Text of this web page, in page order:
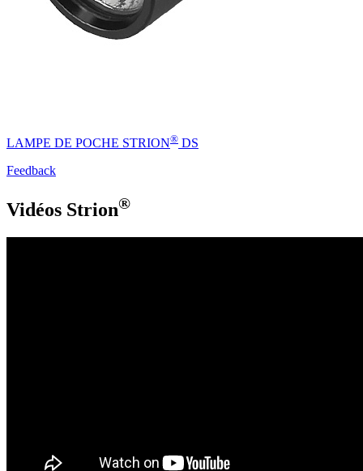
LAMPE DE POCHE STRION® DS
Feedback
Vidéos Strion®